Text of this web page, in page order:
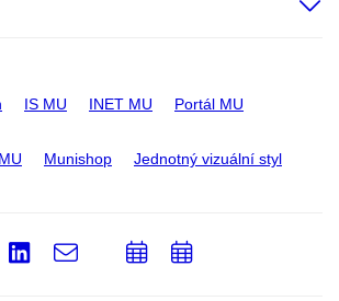
IS MU INET MU Portál MU
Munishop Jednotný vizuální styl
LinkedIn
e-
PřidatPřidat